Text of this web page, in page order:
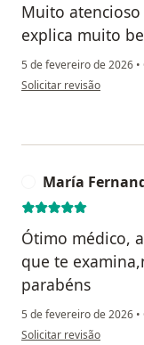
Muito
explica muito
5 de fevereiro de 2026 •
na opinião do utilizador
Solicitar revisão
María
Ótimo médico,
que te
parabéns
5 de fevereiro de 2026 •
na opinião do utilizador
Solicitar revisão